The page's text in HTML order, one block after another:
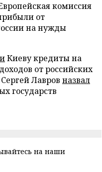
комиссия
от
на нужды
Киеву кредиты на
от российских
Лавров назвал
государств
на наши